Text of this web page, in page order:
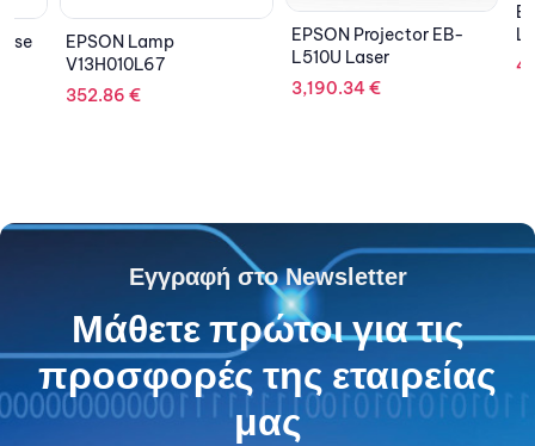
EPSON Lamp
V13H010L67
352.86€
EPSON Projector EB-
L510U Laser
3,190.34€
L615U
Εγγραφή στο Newsletter
Μάθετε πρώτοι για τις
προσφορές της εταιρείας
μας